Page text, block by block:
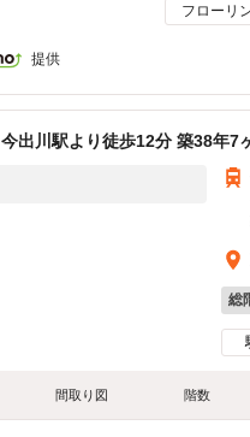
フローリ
提供
今出川駅より徒歩12分 築38年7
総
間取り図 階数